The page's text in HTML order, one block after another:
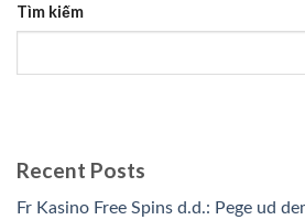
Tìm kiếm
Recent Posts
Fr Kasino Free Spins d.d.: Pege ud